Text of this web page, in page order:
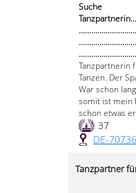
Suche
Tanzpartnerin
Tanzen. Der
War schon
somit ist mein
schon etwas
37
DE-70736
Tanzpartner